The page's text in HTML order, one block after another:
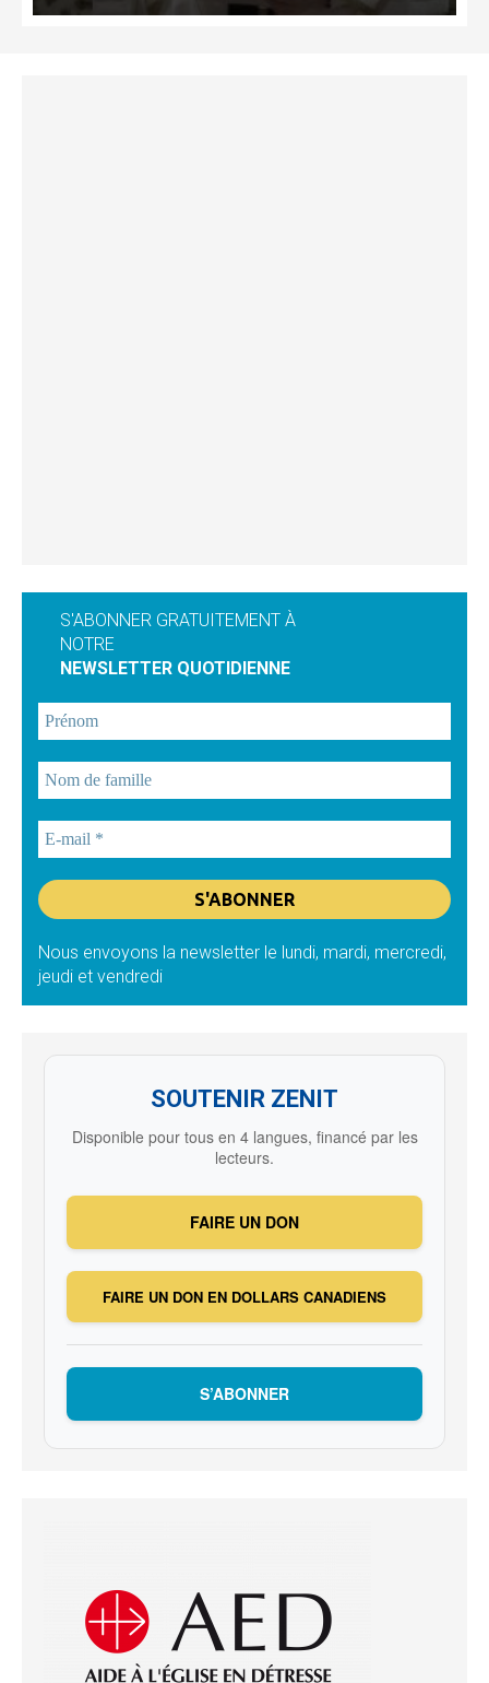
S'ABONNER GRATUITEMENT À
NOTRE
NEWSLETTER QUOTIDIENNE
Nous envoyons la newsletter le lundi, mardi, mercredi,
jeudi et vendredi
SOUTENIR ZENIT
Disponible pour tous en 4 langues, financé par les
lecteurs.
FAIRE UN DON
FAIRE UN DON EN DOLLARS CANADIENS
S’ABONNER